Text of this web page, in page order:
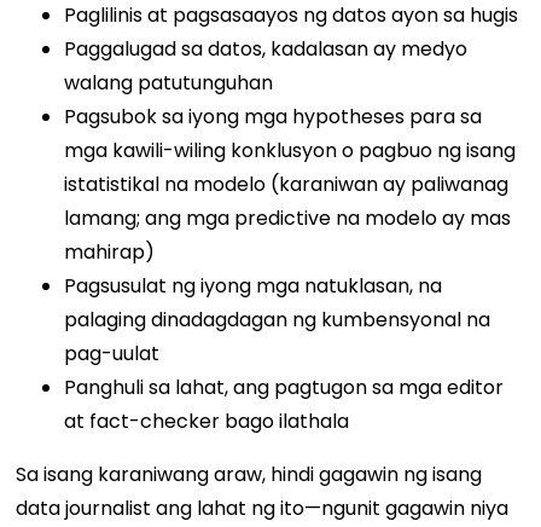
Paglilinis at pagsasaayos ng datos ayon sa hugis
Paggalugad sa datos, kadalasan ay medyo
walang patutunguhan
Pagsubok sa iyong mga hypotheses para sa
mga kawili-wiling konklusyon o pagbuo ng isang
istatistikal na modelo (karaniwan ay paliwanag
lamang; ang mga predictive na modelo ay mas
mahirap)
Pagsusulat ng iyong mga natuklasan, na
palaging dinadagdagan ng kumbensyonal na
pag-uulat
Panghuli sa lahat, ang pagtugon sa mga editor
at fact-checker bago ilathala
Sa isang karaniwang araw, hindi gagawin ng isang
data journalist ang lahat ng ito—ngunit gagawin niya